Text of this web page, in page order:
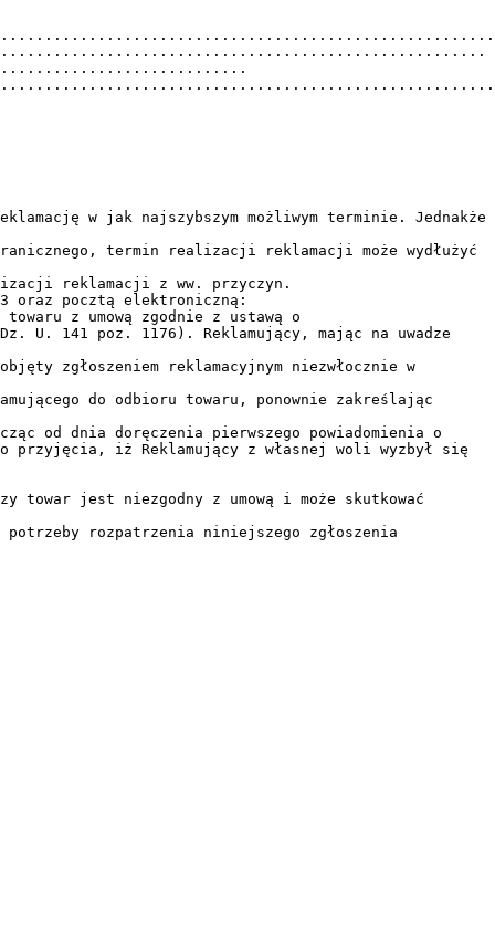
w jak najszybszym możliwym terminie. Jednakże
termin realizacji reklamacji może wydłużyć
reklamacji z ww. przyczyn.
z umową zgodnie z ustawą o
U. 141 poz. 1176). Reklamujący, mając na uwadze
zgłoszeniem reklamacyjnym niezwłocznie w
do odbioru towaru, ponownie zakreślając
od dnia doręczenia pierwszego powiadomienia o
przyjęcia, iż Reklamujący z własnej woli wyzbył się
towar jest niezgodny z umową i może skutkować
potrzeby rozpatrzenia niniejszego zgłoszenia